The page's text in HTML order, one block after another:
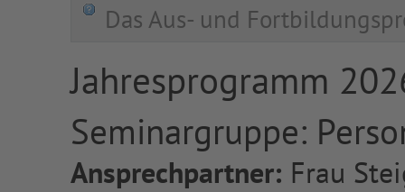
Das Aus- und
Jahresprogramm
Seminargruppe:
Ansprechpartner: Frau